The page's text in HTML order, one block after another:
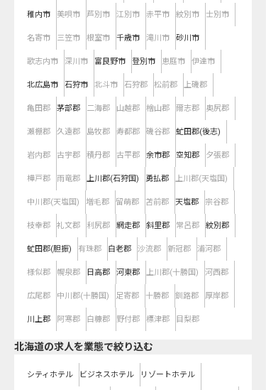
稚内市 美唄市 芦別市 江別市 赤平市 紋別市 士別市
名寄市 三笠市 根室市 千歳市 滝川市 砂川市
歌志内市 深川市 富良野市 登別市 恵庭市 伊達市
北広島市 石狩市 北斗市 石狩郡 松前郡 上磯郡
亀田郡 茅部郡 二海郡 山越郡 檜山郡 爾志郡 奥尻郡
瀬棚郡 久遠郡 島牧郡 寿都郡 磯谷郡 虻田郡(後志)
岩内郡 古宇郡 積丹郡 古平郡 余市郡 空知郡 夕張郡
樺戸郡 雨竜郡 上川郡(石狩国) 勇払郡 上川郡(天塩国)
中川郡(天塩国) 増毛郡 留萌郡 苫前郡 天塩郡 宗谷郡
枝幸郡 礼文郡 利尻郡 網走郡 斜里郡 常呂郡 紋別郡
虻田郡(胆振) 有珠郡 白老郡 沙流郡 新冠郡 浦河郡
様似郡 幌泉郡 日高郡 河東郡 上川郡(十勝国) 河西郡
広尾郡 中川郡(十勝国) 足寄郡 十勝郡 釧路郡 厚岸郡
川上郡 阿寒郡 白糠郡 野付郡 標津郡 目梨郡
北海道の求人を業態で絞り込む
シティホテル ビジネスホテル リゾートホテル